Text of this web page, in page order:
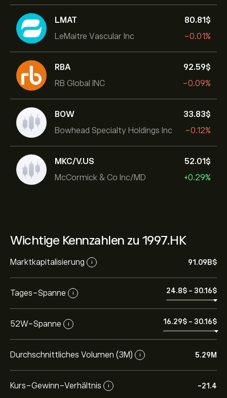
LMAT
LeMaitre Vascular Inc
80.81‎$‎
-0.01%
RBA
RB Global INC
92.59‎$‎
-0.09%
BOW
Bowhead Specialty Holdings Inc
33.83‎$‎
-0.12%
MKC/V.US
McCormick & Co Inc/MD
52.01‎$‎
+0.29%
Wichtige Kennzahlen zu 1997.HK
Marktkapitalisierung i 91.09B‎$‎
Tages-Spanne i 24.8‎$‎ - 30.16‎$‎
52W-Spanne i 16.29‎$‎ - 30.16‎$‎
Durchschnittliches Volumen (3M) i 5.29M
Kurs-Gewinn-Verhältnis i -21.4